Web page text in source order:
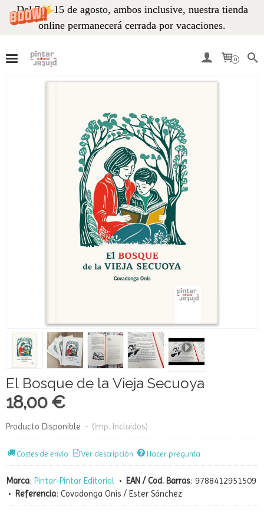
Del 7 al 15 de agosto, ambos inclusive, nuestra tienda
online permanecerá cerrada por vacaciones.
0
El Bosque de la Vieja Secuoya
18,00 €
Producto Disponible - (Imp. Incluidos)
Costes de envío Ver descripción Hacer pregunta
Marca: Pintar-Pintar Editorial • EAN / Cod. Barras: 9788412951509
• Referencia: Covadonga Onís / Ester Sánchez